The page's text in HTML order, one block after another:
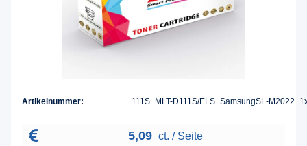
Artikelnummer: 111S_MLT-D111S/ELS_SamsungSL-
5,09 ct. / Seite